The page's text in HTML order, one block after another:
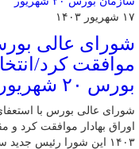
۱۷ شهریور ۱۴۰۳
شورای عالی
موافقت کرد/
بورس ۲۰ شهریور
شورای عالی بورس با
۱۴۰۳ این شورا رئیس جدید سازمان بورس تعیین شود.